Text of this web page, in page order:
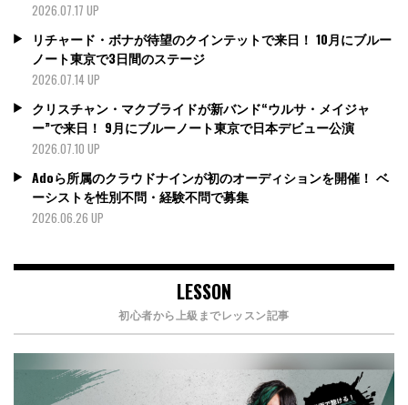
2026.07.17 UP
リチャード・ボナが待望のクインテットで来日！ 10月にブルー
ノート東京で3日間のステージ
2026.07.14 UP
クリスチャン・マクブライドが新バンド“ウルサ・メイジャ
ー”で来日！ 9月にブルーノート東京で日本デビュー公演
2026.07.10 UP
Adoら所属のクラウドナインが初のオーディションを開催！ ベ
ーシストを性別不問・経験不問で募集
2026.06.26 UP
LESSON
初心者から上級までレッスン記事